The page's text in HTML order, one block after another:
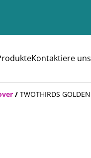
Kontaktiere uns
/ TWOTHIRDS GOLDEN